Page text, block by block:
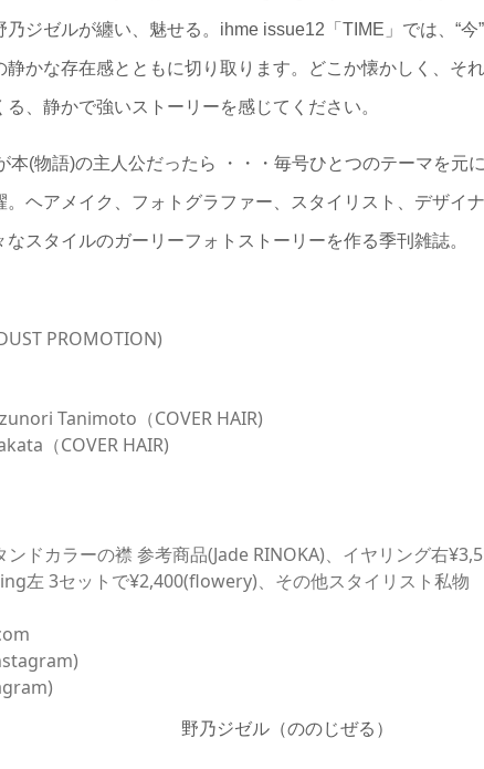
ジゼルが纏い、魅せる。ihme issue12「TIME」では、“今
かな存在感とともに切り取ります。どこか懐かしく、そ
、静かで強いストーリーを感じてください。
本(物語)の主人公だったら ・・・毎号ひとつのテーマを元
。ヘアメイク、フォトグラファー、スタイリスト、デザイ
スタイルのガーリーフォトストーリーを作る季刊雑誌。
PROMOTION)
Tanimoto（COVER HAIR)
（COVER HAIR)
ンドカラーの襟 参考商品(Jade RINOKA)、イヤリング右
左 3セットで¥2,400(flowery)、その他スタイリスト私物
野乃ジゼル（ののじぜる）